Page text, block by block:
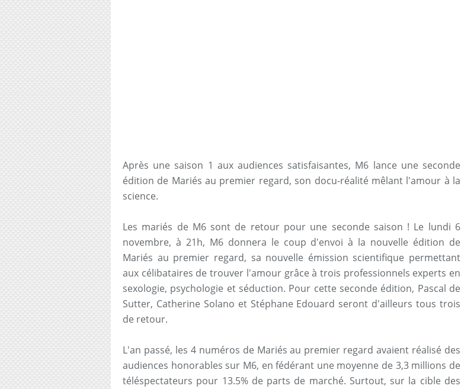
Après une saison 1 aux audiences satisfaisantes, M6 lance une seconde
édition de Mariés au premier regard, son docu-réalité mêlant l'amour à la
science.
Les mariés de M6 sont de retour pour une seconde saison ! Le lundi 6
novembre, à 21h, M6 donnera le coup d'envoi à la nouvelle édition de
Mariés au premier regard, sa nouvelle émission scientifique permettant
aux célibataires de trouver l'amour grâce à trois professionnels experts en
sexologie, psychologie et séduction. Pour cette seconde édition, Pascal de
Sutter, Catherine Solano et Stéphane Edouard seront d'ailleurs tous trois
de retour.
L'an passé, les 4 numéros de Mariés au premier regard avaient réalisé des
audiences honorables sur M6, en fédérant une moyenne de 3,3 millions de
téléspectateurs pour 13.5% de parts de marché. Surtout, sur la cible des